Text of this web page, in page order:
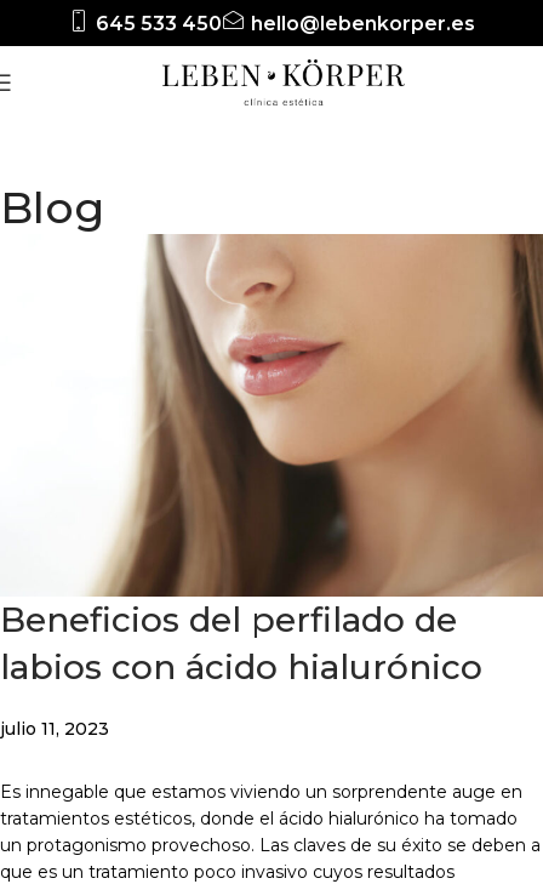
645 533 450 hello@lebenkorper.es
Blog
Beneficios del perfilado de
labios con ácido hialurónico
julio 11, 2023
Es innegable que estamos viviendo un sorprendente auge en
tratamientos estéticos, donde el ácido hialurónico ha tomado
un protagonismo provechoso. Las claves de su éxito se deben a
que es un tratamiento poco invasivo cuyos resultados